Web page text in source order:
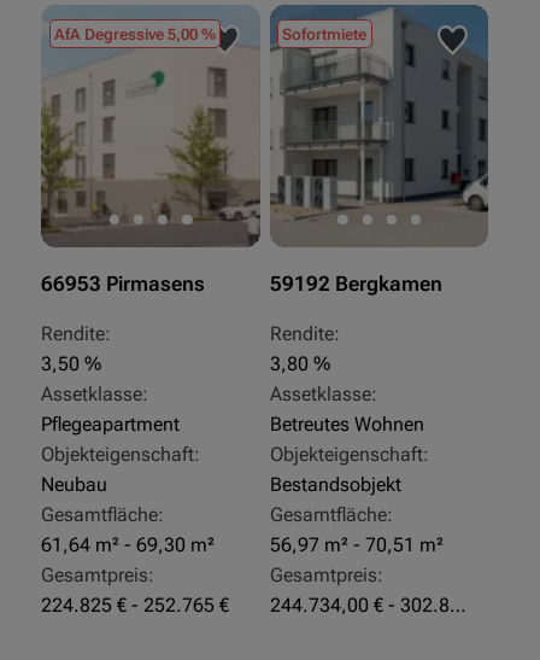
AfA Degressive 5,00 %
66953 Pirmasens
Rendite:
3,50 %
Assetklasse:
Pflegeapartment
Objekteigenschaft:
Neubau
Gesamtfläche:
61,64 m² - 69,30 m²
Gesamtpreis:
224.825 € - 252.765 €
Sofortmiete
59192 Bergkamen
Rendite:
3,80 %
Assetklasse:
Betreutes Wohnen
Objekteigenschaft:
Bestandsobjekt
Gesamtfläche:
56,97 m² - 70,51 m²
Gesamtpreis:
244.734,00 € - 302.855,00 €